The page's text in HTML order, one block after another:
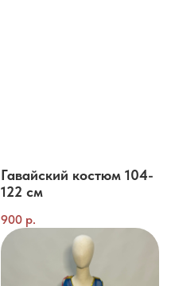
Гавайский костюм 104-
122 см
900 р.